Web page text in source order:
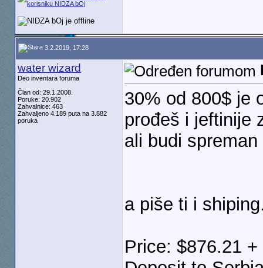
3.2.2019, 17:28
water wizard
Deo inventara foruma
Član od: 29.1.2008.
Poruke: 20.902
Zahvalnice: 463
Zahvaljeno 4.189 puta na 3.882
poruka
30% od 800$ je
prođeš i jeftinije
ali budi
a piše ti i
Price: $876.21